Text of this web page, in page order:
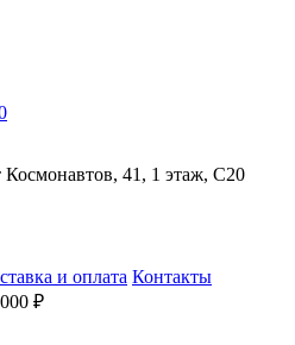
Космонавтов, 41, 1 этаж, С20
и оплата Контакты
₽